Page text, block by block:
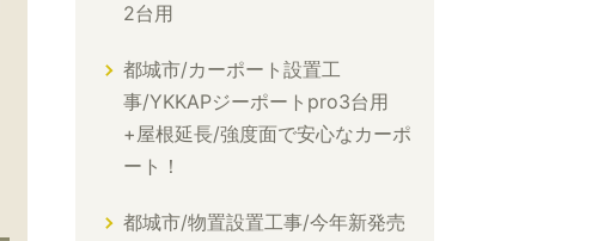
2台用
都城市/カーポート設置工
事/YKKAPジーポートpro3台用
+屋根延長/強度面で安心なカーポ
ート！
都城市/物置設置工事/今年新発売